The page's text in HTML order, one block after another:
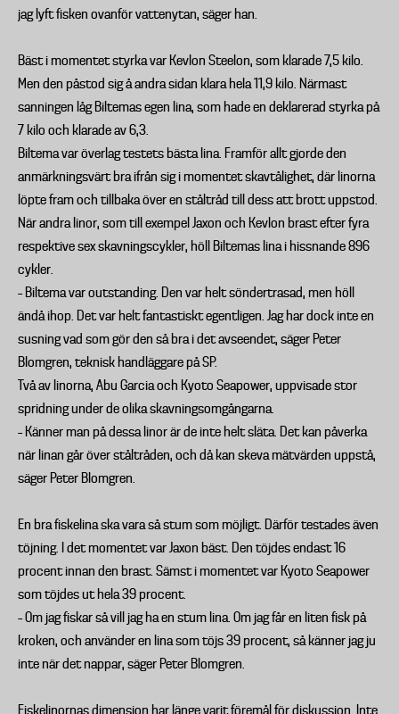
jag lyft fisken ovanför vattenytan, säger han.
Bäst i momentet styrka var Kevlon Steelon, som klarade 7,5 kilo.
Men den påstod sig å andra sidan klara hela 11,9 kilo. Närmast
sanningen låg Biltemas egen lina, som hade en deklarerad styrka på
7 kilo och klarade av 6,3.
Biltema var överlag testets bästa lina. Framför allt gjorde den
anmärkningsvärt bra ifrån sig i momentet skavtålighet, där linorna
löpte fram och tillbaka över en ståltråd till dess att brott uppstod.
När andra linor, som till exempel Jaxon och Kevlon brast efter fyra
respektive sex skavningscykler, höll Biltemas lina i hissnande 896
cykler.
– Biltema var outstanding. Den var helt söndertrasad, men höll
ändå ihop. Det var helt fantastiskt egentligen. Jag har dock inte en
susning vad som gör den så bra i det avseendet, säger Peter
Blomgren, teknisk handläggare på SP.
Två av linorna, Abu Garcia och Kyoto Seapower, uppvisade stor
spridning under de olika skavningsomgångarna.
– Känner man på dessa linor är de inte helt släta. Det kan påverka
när linan går över ståltråden, och då kan skeva mätvärden uppstå,
säger Peter Blomgren.
En bra fiskelina ska vara så stum som möjligt. Därför testades även
töjning. I det momentet var Jaxon bäst. Den töjdes endast 16
procent innan den brast. Sämst i momentet var Kyoto Seapower
som töjdes ut hela 39 procent.
– Om jag fiskar så vill jag ha en stum lina. Om jag får en liten fisk på
kroken, och använder en lina som töjs 39 procent, så känner jag ju
inte när det nappar, säger Peter Blomgren.
Fiskelinornas dimension har länge varit föremål för diskussion. Inte